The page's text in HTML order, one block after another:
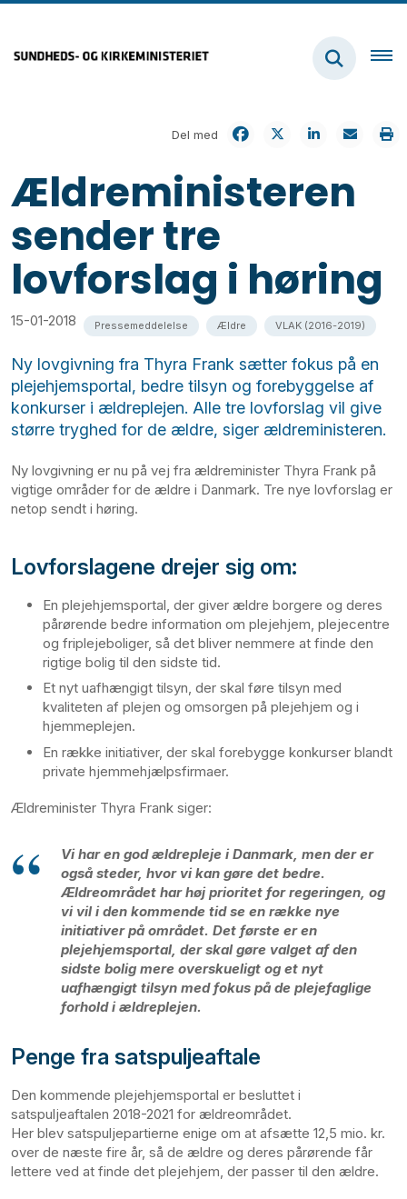
Del med
Ældreministeren
sender tre
lovforslag i høring
15-01-2018 Pressemeddelelse Ældre VLAK (2016-2019)
Ny lovgivning fra Thyra Frank sætter fokus på en
plejehjemsportal, bedre tilsyn og forebyggelse af
konkurser i ældreplejen. Alle tre lovforslag vil give
større tryghed for de ældre, siger ældreministeren.
Ny lovgivning er nu på vej fra ældreminister Thyra Frank på
vigtige områder for de ældre i Danmark. Tre nye lovforslag er
netop sendt i høring.
Lovforslagene drejer sig om:
En plejehjemsportal, der giver ældre borgere og deres
pårørende bedre information om plejehjem, plejecentre
og friplejeboliger, så det bliver nemmere at finde den
rigtige bolig til den sidste tid.
Et nyt uafhængigt tilsyn, der skal føre tilsyn med
kvaliteten af plejen og omsorgen på plejehjem og i
hjemmeplejen.
En række initiativer, der skal forebygge konkurser blandt
private hjemmehjælpsfirmaer.
Ældreminister Thyra Frank siger:
Vi har en god ældrepleje i Danmark, men der er
også steder, hvor vi kan gøre det bedre.
Ældreområdet har høj prioritet for regeringen, og
vi vil i den kommende tid se en række nye
initiativer på området. Det første er en
plejehjemsportal, der skal gøre valget af den
sidste bolig mere overskueligt og et nyt
uafhængigt tilsyn med fokus på de plejefaglige
forhold i ældreplejen.
Penge fra satspuljeaftale
Den kommende plejehjemsportal er besluttet i
satspuljeaftalen 2018-2021 for ældreområdet.
Her blev satspuljepartierne enige om at afsætte 12,5 mio. kr.
over de næste fire år, så de ældre og deres pårørende får
lettere ved at finde det plejehjem, der passer til den ældre.